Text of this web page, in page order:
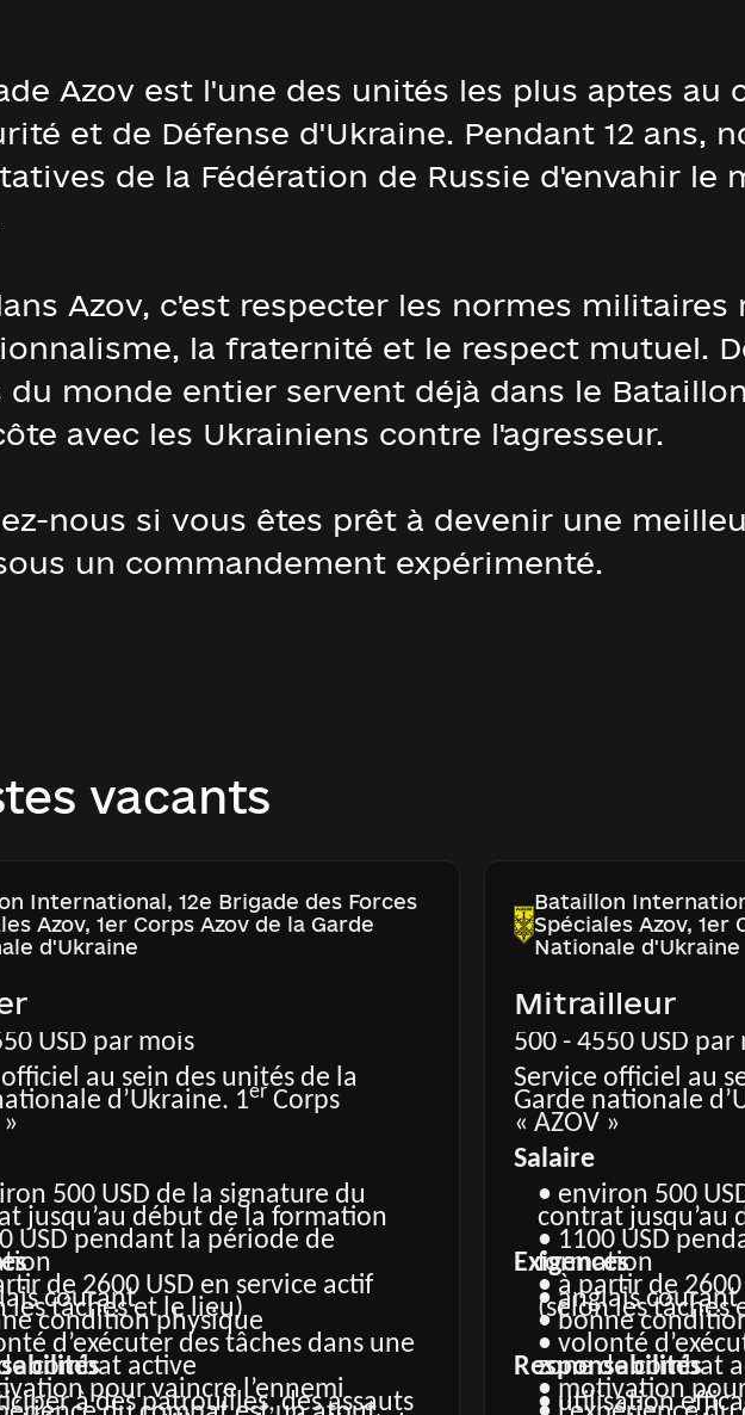
Azov est l'une des unités les plus aptes au
et de Défense d'Ukraine. Pendant 12 ans,
de la Fédération de Russie d'envahir le
Azov, c'est respecter les normes militaires
la fraternité et le respect mutuel.
du monde entier servent déjà dans le
avec les Ukrainiens contre l'agresseur.
nous si vous êtes prêt à devenir une
un commandement expérimenté.
vacants
International, 12e Brigade des Forces
Azov, 1er Corps Azov de la Garde
d'Ukraine
USD par mois
au sein des unités de la
d’Ukraine. 1er Corps
500 USD de la signature du
jusqu’au début de la formation
USD pendant la période de
de 2600 USD en service actif
les tâches et le lieu)
courant
condition physique
d’exécuter des tâches dans une
combat active
pour vaincre l’ennemi
à des patrouilles, des assauts
Bataillon
Spéciales Azov, 1er
Nationale d'Ukraine
Mitrailleur
500 - 4550 USD par
Service officiel au
Garde nationale
« AZOV »
Salaire
• environ 500
contrat jusqu’au
• 1100 USD
formation
• à partir de
(selon les tâches
Exigences
• anglais courant
• bonne
• volonté
zone de combat
• motivation
Responsabilités
• utilisation